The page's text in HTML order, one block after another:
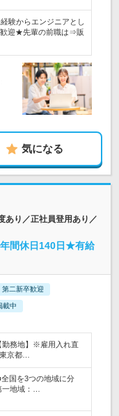
験からエンジニアとし
歓迎★先輩の前職は⇒販
気になる
あり／正社員登用あり／
年間休日140日★有給
第二新卒歓迎
載中
勤務地】※雇用入れ直
京都…
国を3つの地域に分
地域：…